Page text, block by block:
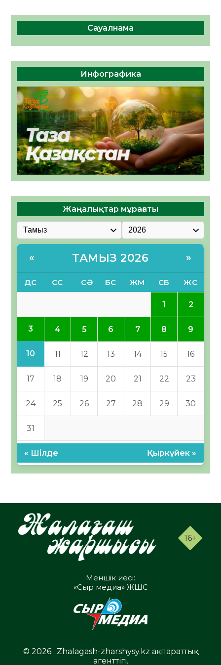
Сауалнама
Инфографика
Жаңалықтар мұрағаты
« ТАМЫЗ 2026 »
ДС СС СӘ БС ЖМ СБ ЖС
1 2
3 4 5 6 7 8 9
10 11 12 13 14 15 16
17 18 19 20 21 22 23
24 25 26 27 28 29 30
31
« Шілде Қыркүйек »
16+
Меншік иесі:
«Сыр медиа» ЖШС
© 2026 . Zhalagash-zharshysy.kz ақпараттық
агенттігі.